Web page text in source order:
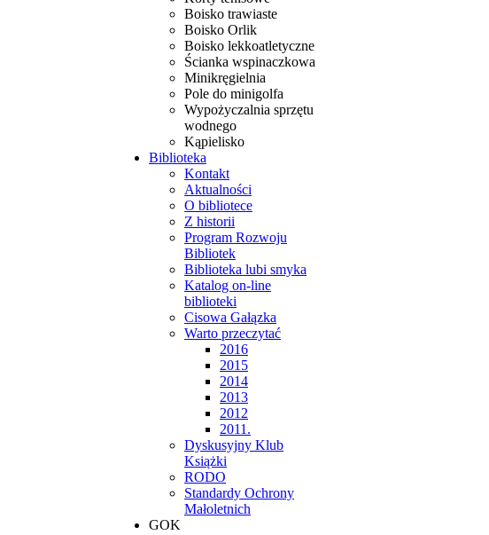
Boisko trawiaste
Boisko Orlik
Boisko lekkoatletyczne
Ścianka wspinaczkowa
Minikręgielnia
Pole do minigolfa
Wypożyczalnia sprzętu
wodnego
Kąpielisko
Biblioteka
Kontakt
Aktualności
O bibliotece
Z historii
Program Rozwoju
Bibliotek
Biblioteka lubi smyka
Katalog on-line
biblioteki
Cisowa Gałązka
Warto przeczytać
2016
2015
2014
2013
2012
2011.
Dyskusyjny Klub
Książki
RODO
Standardy Ochrony
Małoletnich
GOK